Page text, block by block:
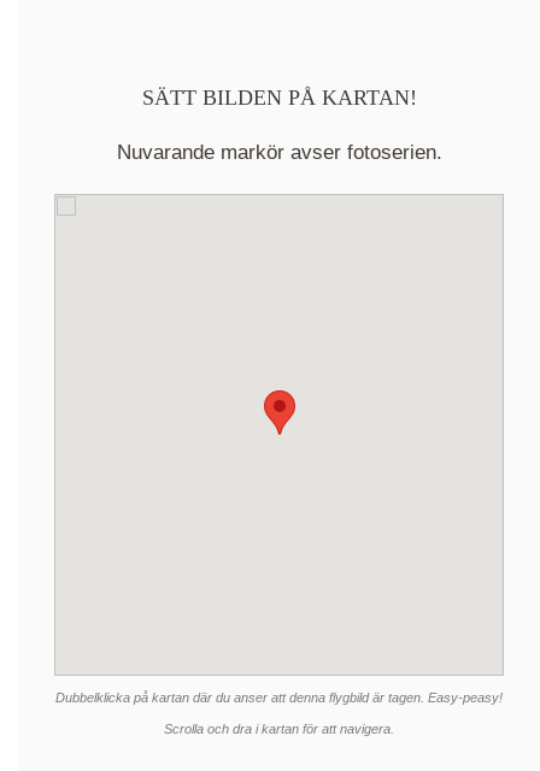
SÄTT BILDEN PÅ KARTAN!
Nuvarande markör avser fotoserien.
Dubbelklicka på kartan där du anser att denna flygbild är tagen. Easy-peasy!
Scrolla och dra i kartan för att navigera.